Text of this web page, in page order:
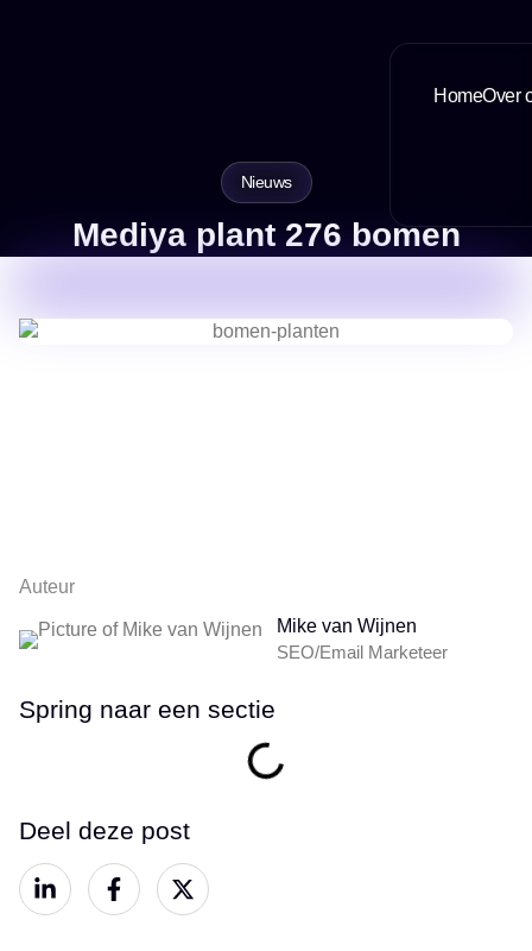
HomeOver
Nieuws
Mediya plant 276 bomen
Auteur
Mike van Wijnen
SEO/Email Marketeer
Spring naar een sectie
Deel deze post